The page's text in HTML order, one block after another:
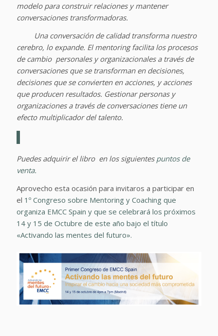
modelo para construir relaciones y mantener
conversaciones transformadoras.
Una conversación de calidad transforma nuestro
cerebro, lo expande. El mentoring facilita los procesos
de cambio personales y organizacionales a través de
conversaciones que se transforman en decisiones,
decisiones que se convierten en acciones, y acciones
que producen resultados. Gestionar personas y
organizaciones a través de conversaciones tiene un
efecto multiplicador del talento.
Puedes adquirir el libro en los siguientes puntos de
venta.
Aprovecho esta ocasión para invitaros a participar en
el 1º Congreso sobre Mentoring y Coaching que
organiza EMCC Spain y que se celebrará los próximos
14 y 15 de Octubre de este año bajo el título
«Activando las mentes del futuro».